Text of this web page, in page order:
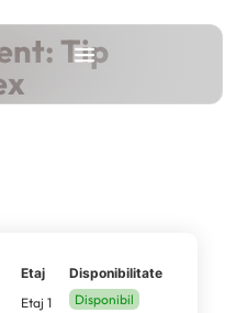
Tip
Etaj
Disponibilitate
Etaj 1 Disponibil